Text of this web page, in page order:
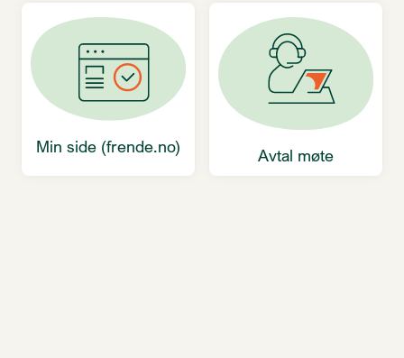
Min side (frende.no) Avtal møte